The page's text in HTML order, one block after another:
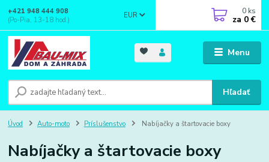
Menu
EUR
Hľadať
+421 948 444 908
(Po-Pia, 13-18 hod.)
0 ks
za 0 €
Úvod Auto-moto Príslušenstvo Nabíjačky a štartovacie boxy
Nabíjačky a štartovacie boxy